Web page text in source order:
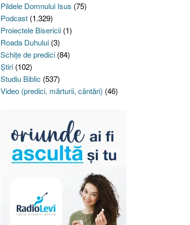
Pildele Domnului Isus (75)
Podcast(1.329)
Proiectele Bisericii(1)
Roada Duhului(3)
Schiţe de predici(84)
Ştiri(102)
Studiu Biblic (537)
Video (predici, mărturii, cântări) (46)